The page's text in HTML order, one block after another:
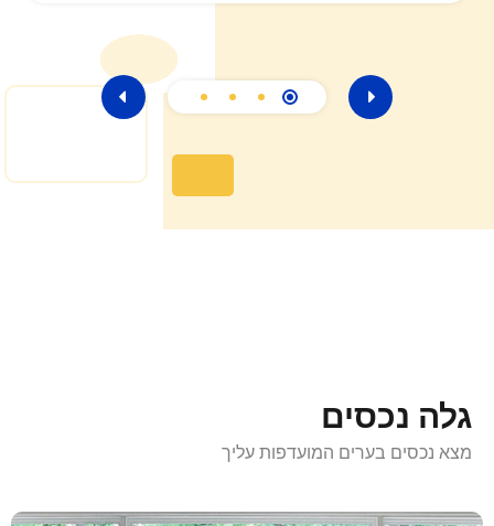
גלה נכסים
מצא נכסים בערים המועדפות עליך